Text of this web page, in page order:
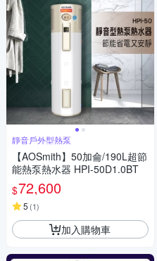
靜音戶外型熱泵
【AOSmith】50加侖/190L超節
能熱泵熱水器 HPI-50D1.0BT
$72,600
5 (1)
加入購物車